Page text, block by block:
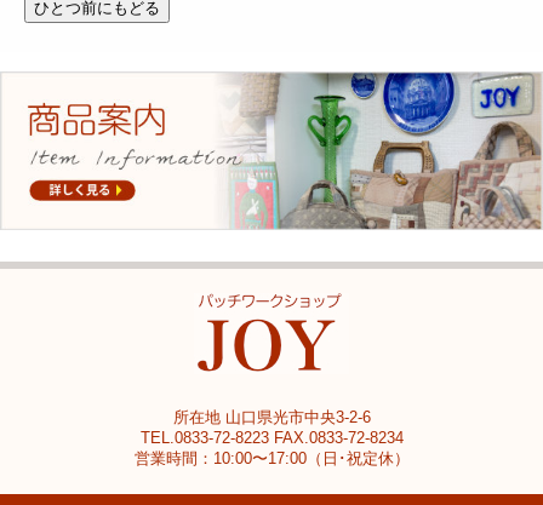
所在地 山口県光市中央3-2-6
TEL.0833-72-8223 FAX.0833-72-8234
営業時間：10:00〜17:00（日･祝定休）